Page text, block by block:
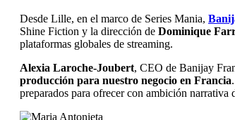
Desde Lille, en el marco de Series Mania,
Shine Fiction y la dirección de Dominique
plataformas globales de streaming.
Alexia Laroche-Joubert, CEO de Banijay
producción para nuestro negocio en Francia
preparados para ofrecer con ambición